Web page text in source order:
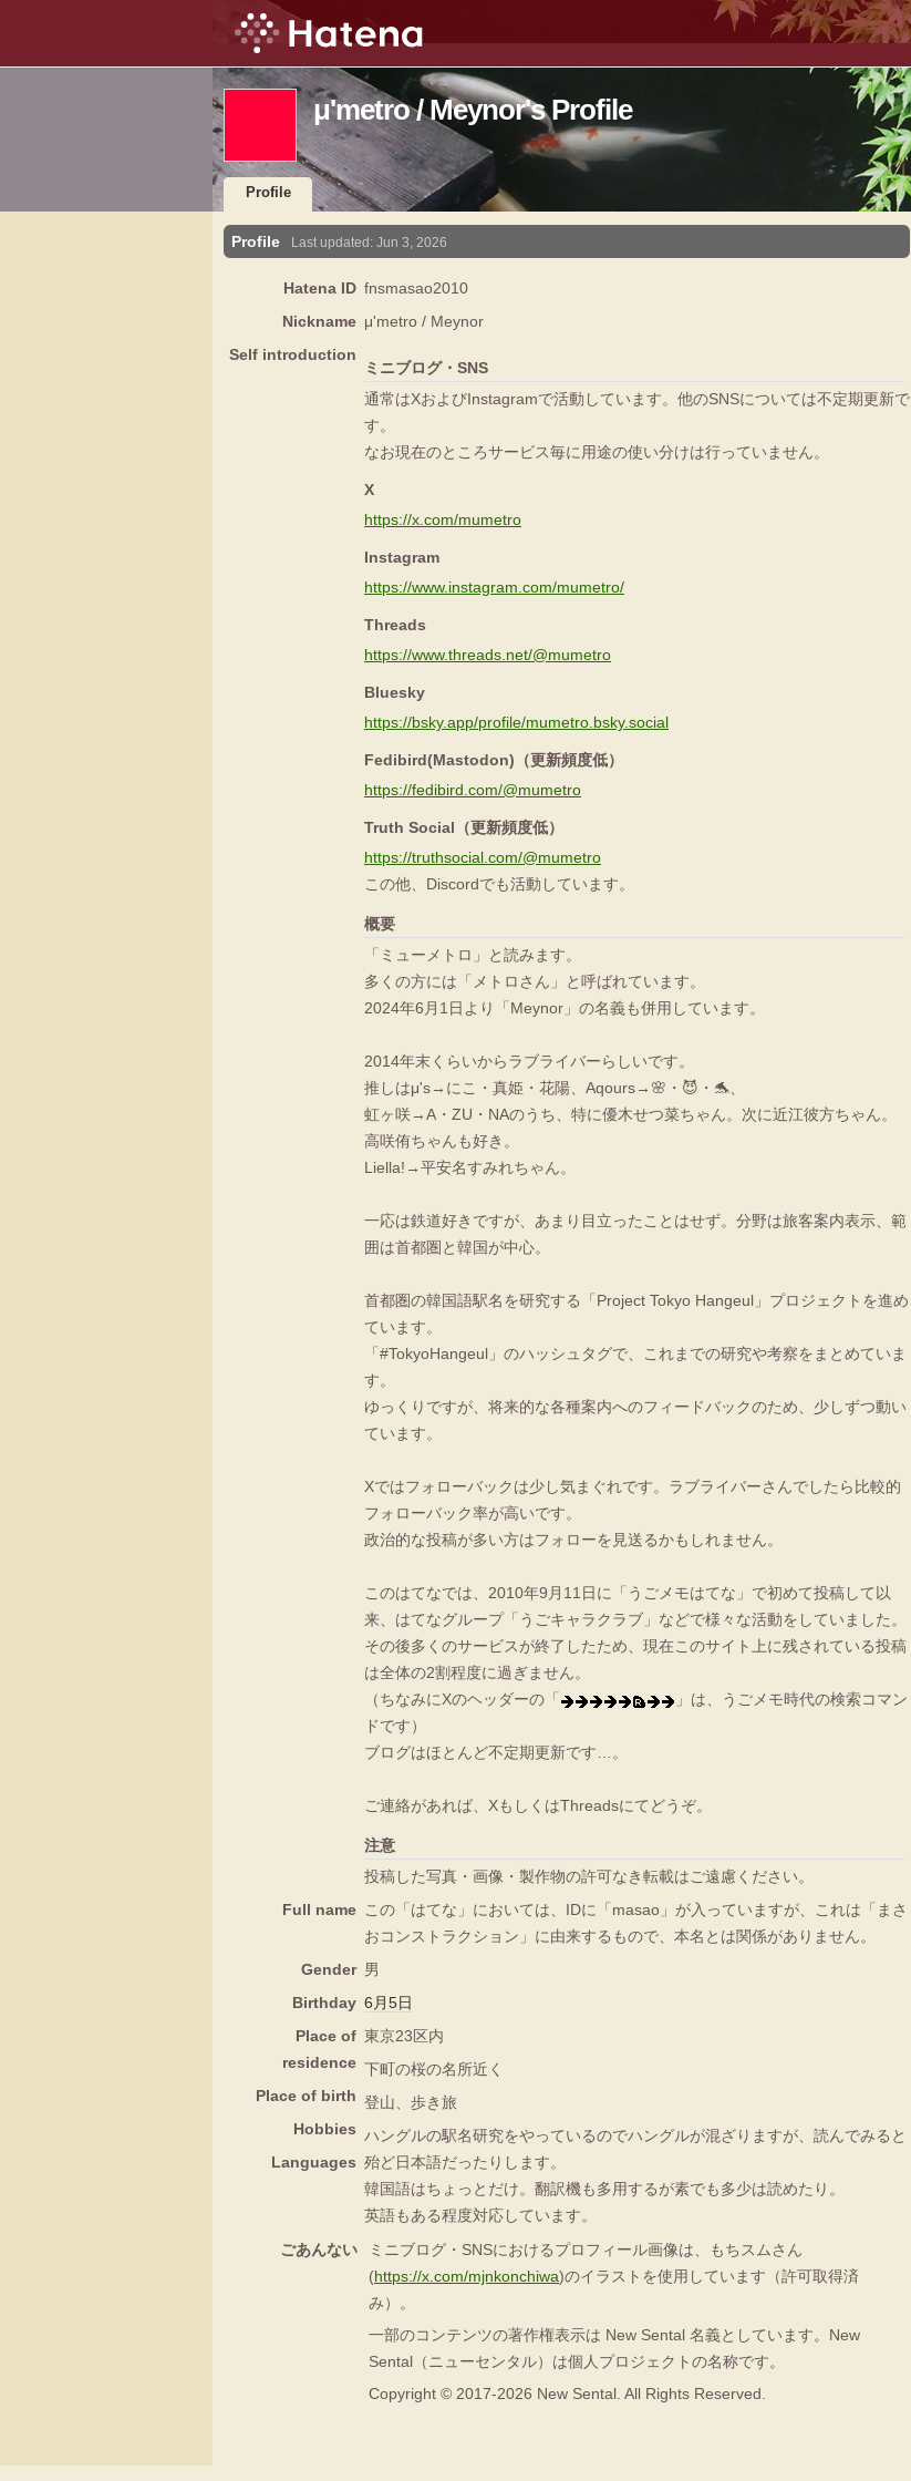
μ'metro / Meynor's Profile
Profile
Profile Last updated: Jun 3, 2026
Hatena ID fnsmasao2010
Nickname μ'metro / Meynor
Self introduction
ミニブログ・SNS
通常はXおよびInstagramで活動しています。他のSNSについては不定期更新で
す。
なお現在のところサービス毎に用途の使い分けは行っていません。
X
https://x.com/mumetro
Instagram
https://www.instagram.com/mumetro/
Threads
https://www.threads.net/@mumetro
Bluesky
https://bsky.app/profile/mumetro.bsky.social
Fedibird(Mastodon)（更新頻度低）
https://fedibird.com/@mumetro
Truth Social（更新頻度低）
https://truthsocial.com/@mumetro
この他、Discordでも活動しています。
概要
「ミューメトロ」と読みます。
多くの方には「メトロさん」と呼ばれています。
2024年6月1日より「Meynor」の名義も併用しています。
2014年末くらいからラブライバーらしいです。
推しはμ's→にこ・真姫・花陽、Aqours→🌸・😈・🐬、
虹ヶ咲→A・ZU・NAのうち、特に優木せつ菜ちゃん。次に近江彼方ちゃん。
高咲侑ちゃんも好き。
Liella!→平安名すみれちゃん。
一応は鉄道好きですが、あまり目立ったことはせず。分野は旅客案内表示、範
囲は首都圏と韓国が中心。
首都圏の韓国語駅名を研究する「Project Tokyo Hangeul」プロジェクトを進め
ています。
「#TokyoHangeul」のハッシュタグで、これまでの研究や考察をまとめていま
す。
ゆっくりですが、将来的な各種案内へのフィードバックのため、少しずつ動い
ています。
Xではフォローバックは少し気まぐれです。ラブライバーさんでしたら比較的
フォローバック率が高いです。
政治的な投稿が多い方はフォローを見送るかもしれません。
このはてなでは、2010年9月11日に「うごメモはてな」で初めて投稿して以
来、はてなグループ「うごキャラクラブ」などで様々な活動をしていました。
その後多くのサービスが終了したため、現在このサイト上に残されている投稿
は全体の2割程度に過ぎません。
（ちなみにXのヘッダーの「
」は、うごメモ時代の検索コマン
ドです）
ブログはほとんど不定期更新です…。
ご連絡があれば、XもしくはThreadsにてどうぞ。
注意
投稿した写真・画像・製作物の許可なき転載はご遠慮ください。
Full name この「はてな」においては、IDに「masao」が入っていますが、これは「まさ
おコンストラクション」に由来するもので、本名とは関係がありません。
Gender 男
Birthday 6月5日
Place of
residence
東京23区内
Place of birth
下町の桜の名所近く
Hobbies
登山、歩き旅
Languages
ハングルの駅名研究をやっているのでハングルが混ざりますが、読んでみると
殆ど日本語だったりします。
韓国語はちょっとだけ。翻訳機も多用するが素でも多少は読めたり。
英語もある程度対応しています。
ごあんない
ミニブログ・SNSにおけるプロフィール画像は、もちスムさん
(https://x.com/mjnkonchiwa)のイラストを使用しています（許可取得済
み）。
一部のコンテンツの著作権表示は New Sental 名義としています。New
Sental（ニューセンタル）は個人プロジェクトの名称です。
Copyright © 2017-2026 New Sental. All Rights Reserved.